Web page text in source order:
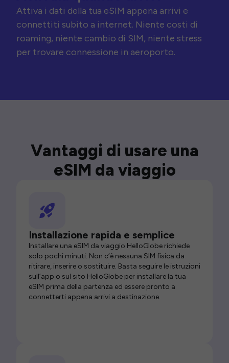
Attiva i dati della tua eSIM appena arrivi e
connettiti subito a internet. Niente costi di
roaming, niente cambio di SIM, niente stress
per trovare connessione in aeroporto.
Vantaggi di usare una
eSIM da viaggio
Installazione rapida e semplice
Installare una eSIM da viaggio HelloGlobe richiede
solo pochi minuti. Non c’è nessuna SIM fisica da
ritirare, inserire o sostituire. Basta seguire le istruzioni
sull’app o sul sito HelloGlobe per installare la tua
eSIM prima della partenza ed essere pronto a
connetterti appena arrivi a destinazione.